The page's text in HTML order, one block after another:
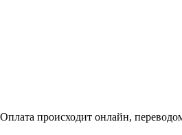
происходит онлайн,